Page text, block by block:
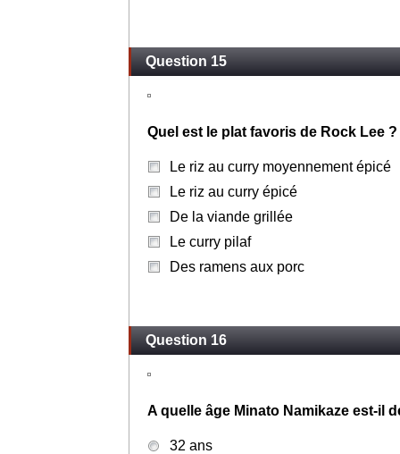
Question 15
Quel est le plat favoris de Rock Lee ?
Le riz au curry moyennement épicé
Le riz au curry épicé
De la viande grillée
Le curry pilaf
Des ramens aux porc
Question 16
A quelle âge Minato Namikaze est-il
32 ans